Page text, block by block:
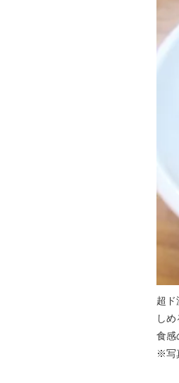
超
し
食感
※写